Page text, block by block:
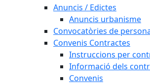
Anuncis / Edictes
Anuncis urbanisme
Convocatòries de
Convenis Contractes
Instruccions per
Informació dels
Convenis